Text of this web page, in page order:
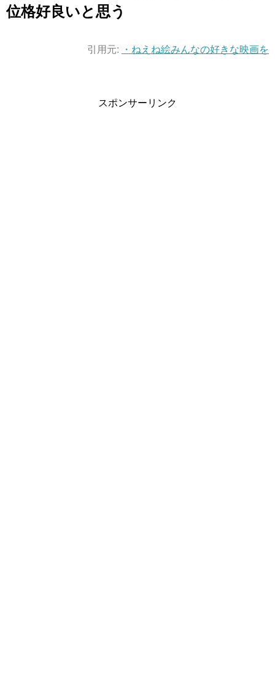
位格好良いと思う
引用元: ・ねえね絵みんなの好きな映画を
スポンサーリンク